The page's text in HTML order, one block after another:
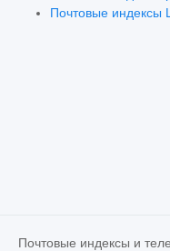
Почтовые индексы
Почтовые индексы и